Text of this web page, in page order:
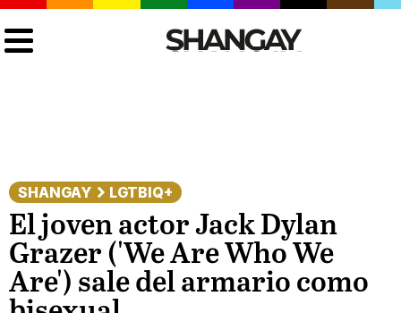
SHANGAY LGTBIQ+
El joven actor Jack Dylan
Grazer ('We Are Who We
Are') sale del armario como